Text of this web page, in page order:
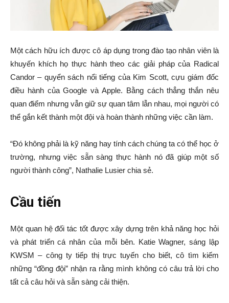
Một cách hữu ích được cô áp dụng trong đào tạo nhân viên là
khuyến khích họ thực hành theo các giải pháp của Radical
Candor – quyển sách nổi tiếng của Kim Scott, cựu giám đốc
điều hành của Google và Apple. Bằng cách thẳng thắn nêu
quan điểm nhưng vẫn giữ sự quan tâm lẫn nhau, mọi người có
thể gắn kết thành một đội và hoàn thành những việc cần làm.
“Đó không phải là kỹ năng hay tính cách chúng ta có thể học ở
trường, nhưng việc sẵn sàng thực hành nó đã giúp một số
người thành công”, Nathalie Lusier chia sẻ.
Cầu tiến
Một quan hệ đối tác tốt được xây dựng trên khả năng học hỏi
và phát triển cá nhân của mỗi bên. Katie Wagner, sáng lập
KWSM – công ty tiếp thị trực tuyến cho biết, cô tìm kiếm
những “đồng đội” nhận ra rằng mình không có câu trả lời cho
tất cả câu hỏi và sẵn sàng cải thiện.